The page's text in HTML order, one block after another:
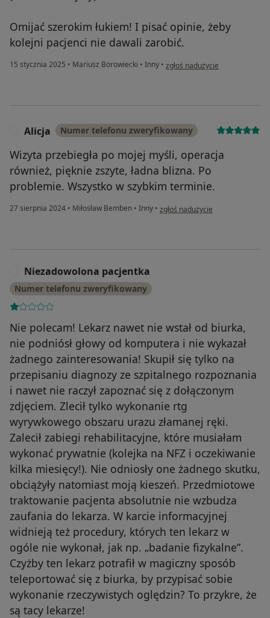
Omijać szerokim łukiem! I pisać opinie, żeby
kolejni pacjenci nie dawali zarobić.
15 stycznia 2025 • Mariusz Borowiecki • Inny • w opinii użytkownika HM
zgłoś nadużycie
Alicja Numer telefonu zweryfikowany
Wizyta przebiegła po mojej myśli, operacja
również, pięknie zszyte, ładna blizna. Po
problemie. Wszystko w szybkim terminie.
27 sierpnia 2024 • Miłosław Bemben • Inny • w opinii użytkownika Alicja
zgłoś nadużycie
Niezadowolona pacjentka
Numer telefonu zweryfikowany
Nie polecam! Lekarz nawet nie wstał od biurka,
nie podniósł głowy od komputera i nie wykazał
żadnego zainteresowania! Skupił się tylko na
przepisaniu diagnozy ze szpitalnego rozpoznania
i nawet nie raczył zapoznać się z dołączonym
zdjęciem. Zlecił tylko wykonanie rtg
wyrywkowego obszaru urazu złamanej ręki.
Zalecił zabiegi rehabilitacyjne, które musiałam
wykonać prywatnie (kolejka na NFZ i oczekiwanie
kilka miesięcy!). Nie odniosły one żadnego skutku,
obciążyły natomiast moją kieszeń. Przedmiotowe
traktowanie pacjenta absolutnie nie wzbudza
zaufania do lekarza. W karcie informacyjnej
widnieją też procedury, których ten lekarz w
ogóle nie wykonał, jak np. „badanie fizykalne”.
Czyżby ten lekarz potrafił w magiczny sposób
teleportować się z biurka, by przypisać sobie
wykonanie rzeczywistych oględzin? To przykre, że
są tacy lekarze!